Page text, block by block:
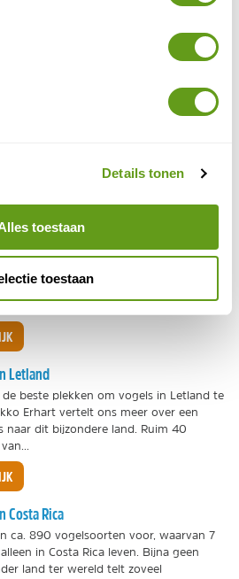
Details tonen
toestaan
toestaan
die vogelreizen naar de Azoren
komen naar Lesbos voor de
trekvogels die er korte tijd
Letland
beste plekken om vogels in Letland te
Erhart vertelt ons meer over een
naar dit bijzondere land. Ruim 40
Costa Rica
ca. 890 vogelsoorten voor, waarvan 7
in Costa Rica leven. Bijna geen
land ter wereld telt zoveel